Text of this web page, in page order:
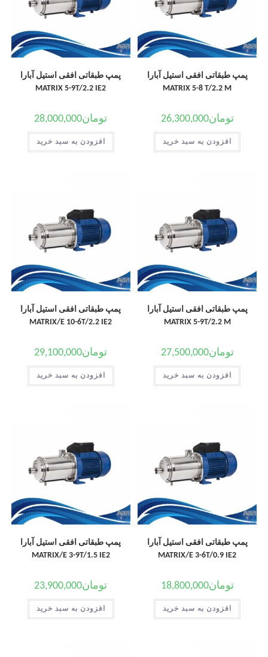
پمپ طبقاتی افقی استیل آبارا
MATRIX 5-8 T/2.2 M
تومان26,300,000
افزودن به سبد خرید
پمپ طبقاتی افقی استیل آبارا
MATRIX 5-9T/2.2 IE2
تومان28,000,000
افزودن به سبد خرید
پمپ طبقاتی افقی استیل آبارا
MATRIX 5-9T/2.2 M
تومان27,500,000
افزودن به سبد خرید
پمپ طبقاتی افقی استیل آبارا
MATRIX/E 10-6T/2.2 IE2
تومان29,100,000
افزودن به سبد خرید
پمپ طبقاتی افقی استیل آبارا
MATRIX/E 3-6T/0.9 IE2
تومان18,800,000
افزودن به سبد خرید
پمپ طبقاتی افقی استیل آبارا
MATRIX/E 3-9T/1.5 IE2
تومان23,900,000
افزودن به سبد خرید